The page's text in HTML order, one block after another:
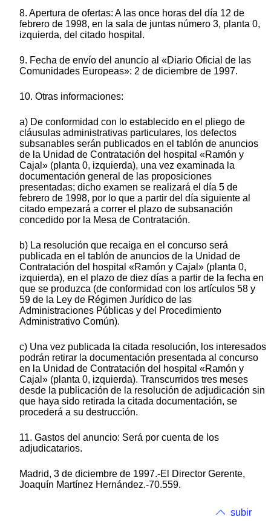
8. Apertura de ofertas: A las once horas del día 12 de
febrero de 1998, en la sala de juntas número 3, planta 0,
izquierda, del citado hospital.
9. Fecha de envío del anuncio al «Diario Oficial de las
Comunidades Europeas»: 2 de diciembre de 1997.
10. Otras informaciones:
a) De conformidad con lo establecido en el pliego de
cláusulas administrativas particulares, los defectos
subsanables serán publicados en el tablón de anuncios
de la Unidad de Contratación del hospital «Ramón y
Cajal» (planta 0, izquierda), una vez examinada la
documentación general de las proposiciones
presentadas; dicho examen se realizará el día 5 de
febrero de 1998, por lo que a partir del día siguiente al
citado empezará a correr el plazo de subsanación
concedido por la Mesa de Contratación.
b) La resolución que recaiga en el concurso será
publicada en el tablón de anuncios de la Unidad de
Contratación del hospital «Ramón y Cajal» (planta 0,
izquierda), en el plazo de diez días a partir de la fecha en
que se produzca (de conformidad con los artículos 58 y
59 de la Ley de Régimen Jurídico de las
Administraciones Públicas y del Procedimiento
Administrativo Común).
c) Una vez publicada la citada resolución, los interesados
podrán retirar la documentación presentada al concurso
en la Unidad de Contratación del hospital «Ramón y
Cajal» (planta 0, izquierda). Transcurridos tres meses
desde la publicación de la resolución de adjudicación sin
que haya sido retirada la citada documentación, se
procederá a su destrucción.
11. Gastos del anuncio: Será por cuenta de los
adjudicatarios.
Madrid, 3 de diciembre de 1997.-El Director Gerente,
Joaquín Martínez Hernández.-70.559.
subir